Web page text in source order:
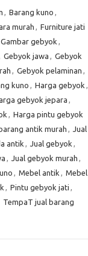
, Barang kuno ,
murah , Furniture jati
Gambar gebyok ,
Gebyok jawa , Gebyok
, Gebyok pelaminan ,
kuno , Harga gebyok ,
gebyok jepara ,
, Harga pintu gebyok
antik murah , Jual
antik , Jual gebyok ,
, Jual gebyok murah ,
, Mebel antik , Mebel
, Pintu gebyok jati ,
TempaT jual barang